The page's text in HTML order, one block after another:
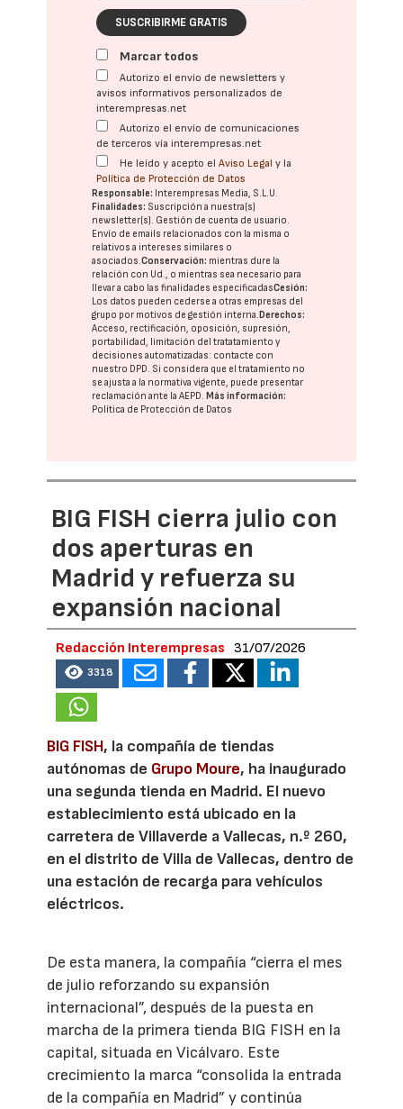
SUSCRIBIRME GRATIS
Marcar todos
Autorizo el envío de newsletters y
avisos informativos personalizados de
interempresas.net
Autorizo el envío de comunicaciones
de terceros vía interempresas.net
He leído y acepto elAviso Legal y la
Política de Protección de Datos
Responsable: Interempresas Media, S.L.U.
Finalidades: Suscripción a nuestra(s)
newsletter(s). Gestión de cuenta de usuario.
Envío de emails relacionados con la misma o
relativos a intereses similares o
asociados.Conservación: mientras dure la
relación con Ud., o mientras sea necesario para
llevar a cabo las finalidades especificadasCesión:
Los datos pueden cederse a otras empresas del
grupo por motivos de gestión interna.Derechos:
Acceso, rectificación, oposición, supresión,
portabilidad, limitación del tratatamiento y
decisiones automatizadas: contacte con
nuestro DPD. Si considera que el tratamiento no
se ajusta a la normativa vigente, puede presentar
reclamación ante laAEPD.Más información:
Política de Protección de Datos
BIG FISH cierra julio con
dos aperturas en
Madrid y refuerza su
expansión nacional
Redacción Interempresas 31/07/2026
3318
BIG FISH, la compañía de tiendas
autónomas de Grupo Moure, ha inaugurado
una segunda tienda en Madrid. El nuevo
establecimiento está ubicado en la
carretera de Villaverde a Vallecas, n.º 260,
en el distrito de Villa de Vallecas, dentro de
una estación de recarga para vehículos
eléctricos.
De esta manera, la compañía “cierra el mes
de julio reforzando su expansión
internacional”, después de la puesta en
marcha de la primera tienda BIG FISH en la
capital, situada en Vicálvaro. Este
crecimiento la marca “consolida la entrada
de la compañía en Madrid” y continúa